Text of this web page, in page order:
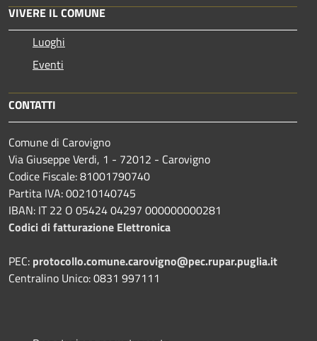
VIVERE IL COMUNE
Luoghi
Eventi
CONTATTI
Comune di Carovigno
Via Giuseppe Verdi, 1 - 72012 - Carovigno
Codice Fiscale: 81001790740
Partita IVA: 00210140745
IBAN: IT 22 O 05424 04297 000000000281
Codici di fatturazione Elettronica
PEC: protocollo.comune.carovigno@pec.rupar.puglia.it
Centralino Unico: 0831 997111